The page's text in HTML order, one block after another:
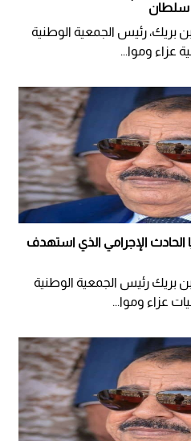
سلطان
بريك، رئيس الجمعية الوطنية
عزاء وموا...
الحادث الإجرامي الذي استهدف
بريك رئيس الجمعية الوطنية
عزاء وموا...